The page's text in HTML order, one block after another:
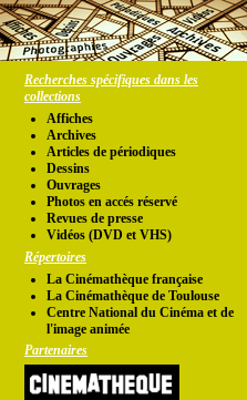
Recherches spécifiques dans les
collections
Affiches
Archives
Articles de périodiques
Dessins
Ouvrages
Photos en accés réservé
Revues de presse
Vidéos (DVD et VHS)
Répertoires
La Cinémathèque française
La Cinémathèque de Toulouse
Centre National du Cinéma et de
l'image animée
Partenaires